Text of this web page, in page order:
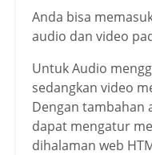
</p>
<p
diformat
p>
</br>
<p>6. Membuat
<blockquote>
  "#ThinkBig #GrowBigger Onlinekan Bisn
Anda bisa
audio dan video
Untuk Audio
sedangkan video
Dengan tambahan
dapat mengatur
dihalaman web